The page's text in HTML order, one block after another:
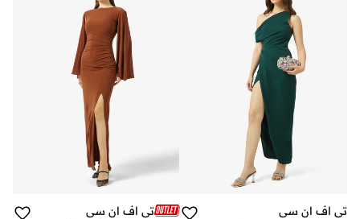
تي اف ان سي
تي اف ان سي